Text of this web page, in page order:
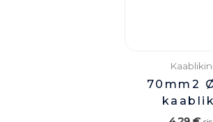
70mm2